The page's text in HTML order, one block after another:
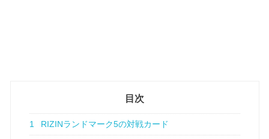
目次
1 RIZINランドマーク5の対戦カード